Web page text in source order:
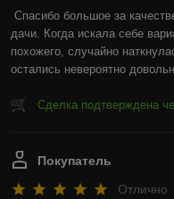
Спасибо большое за
дачи. Когда искала себе
похожего, случайно
остались невероятно
Сделка подтверждена
Покупатель
Отлично